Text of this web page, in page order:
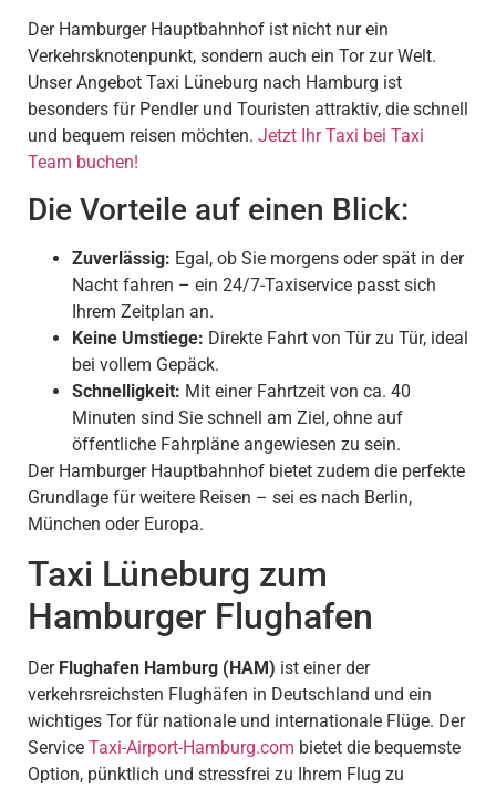
Der Hamburger Hauptbahnhof ist nicht nur ein
Verkehrsknotenpunkt, sondern auch ein Tor zur Welt.
Unser Angebot Taxi Lüneburg nach Hamburg ist
besonders für Pendler und Touristen attraktiv, die schnell
und bequem reisen möchten. Jetzt Ihr Taxi bei Taxi
Team buchen!
Die Vorteile auf einen Blick:
Zuverlässig: Egal, ob Sie morgens oder spät in der
Nacht fahren – ein 24/7-Taxiservice passt sich
Ihrem Zeitplan an.
Keine Umstiege: Direkte Fahrt von Tür zu Tür, ideal
bei vollem Gepäck.
Schnelligkeit: Mit einer Fahrtzeit von ca. 40
Minuten sind Sie schnell am Ziel, ohne auf
öffentliche Fahrpläne angewiesen zu sein.
Der Hamburger Hauptbahnhof bietet zudem die perfekte
Grundlage für weitere Reisen – sei es nach Berlin,
München oder Europa.
Taxi Lüneburg zum
Hamburger Flughafen
Der Flughafen Hamburg (HAM) ist einer der
verkehrsreichsten Flughäfen in Deutschland und ein
wichtiges Tor für nationale und internationale Flüge. Der
Service Taxi-Airport-Hamburg.com bietet die bequemste
Option, pünktlich und stressfrei zu Ihrem Flug zu